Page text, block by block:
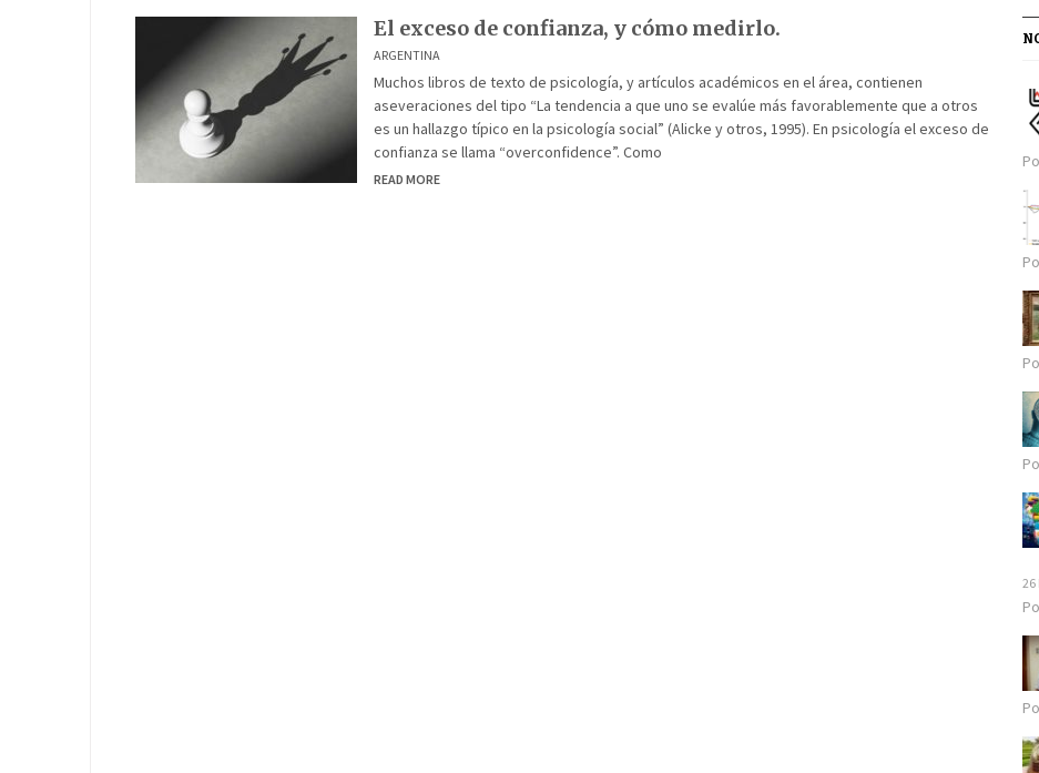
El exceso de confianza, y cómo medirlo.
ARGENTINA
Muchos libros de texto de psicología, y artículos académicos en el área, contienen
aseveraciones del tipo “La tendencia a que uno se evalúe más favorablemente que a otros
es un hallazgo típico en la psicología social” (Alicke y otros, 1995). En psicología el exceso de
confianza se llama “overconfidence”. Como
READ MORE
26